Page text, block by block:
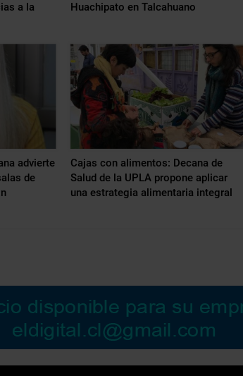
a la
Huachipato en Talcahuano
advierte
de
Cajas con alimentos: Decana de
Salud de la UPLA propone aplicar
una estrategia alimentaria integral